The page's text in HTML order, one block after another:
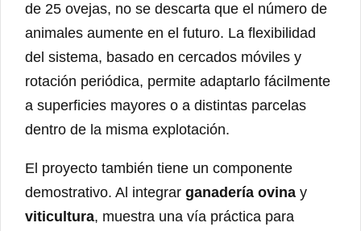
de 25 ovejas, no se descarta que el número de
animales aumente en el futuro. La flexibilidad
del sistema, basado en cercados móviles y
rotación periódica, permite adaptarlo fácilmente
a superficies mayores o a distintas parcelas
dentro de la misma explotación.
El proyecto también tiene un componente
demostrativo. Al integrar ganadería ovina y
viticultura, muestra una vía práctica para